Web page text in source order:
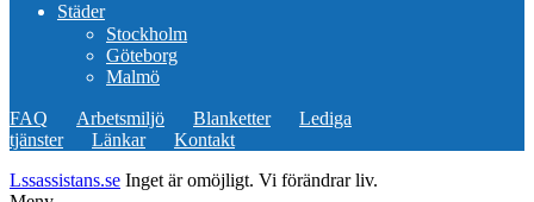
Städer
Stockholm
Göteborg
Malmö
FAQ Arbetsmiljö Blanketter
Lediga
tjänster
Länkar
Kontakt
Lssassistans.se Inget är omöjligt. Vi förändrar liv.